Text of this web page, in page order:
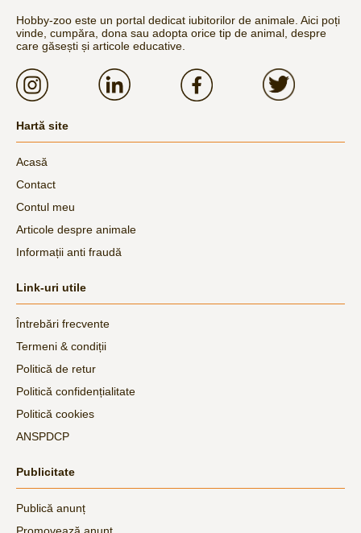
Hobby-zoo este un portal dedicat iubitorilor de animale. Aici poți
vinde, cumpăra, dona sau adopta orice tip de animal, despre
care găsești și articole educative.
Hartă site
Acasă
Contact
Contul meu
Articole despre animale
Informații anti fraudă
Link-uri utile
Întrebări frecvente
Termeni & condiții
Politică de retur
Politică confidențialitate
Politică cookies
ANSPDCP
Publicitate
Publică anunț
Promovează anunț